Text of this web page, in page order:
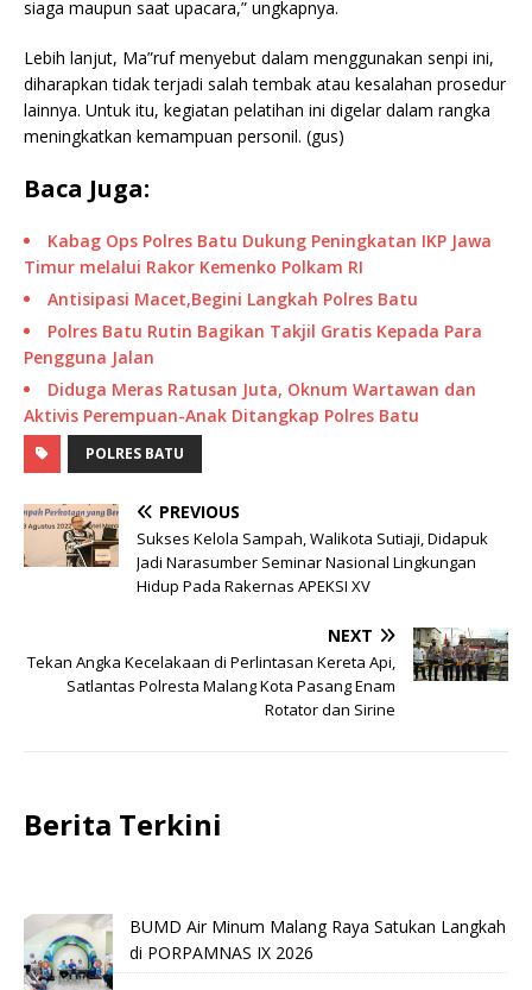
siaga maupun saat upacara,” ungkapnya.
Lebih lanjut, Ma”ruf menyebut dalam menggunakan senpi ini,
diharapkan tidak terjadi salah tembak atau kesalahan prosedur
lainnya. Untuk itu, kegiatan pelatihan ini digelar dalam rangka
meningkatkan kemampuan personil. (gus)
Baca Juga:
Kabag Ops Polres Batu Dukung Peningkatan IKP Jawa
Timur melalui Rakor Kemenko Polkam RI
Antisipasi Macet,Begini Langkah Polres Batu
Polres Batu Rutin Bagikan Takjil Gratis Kepada Para
Pengguna Jalan
Diduga Meras Ratusan Juta, Oknum Wartawan dan
Aktivis Perempuan-Anak Ditangkap Polres Batu
POLRES BATU
PREVIOUS
Sukses Kelola Sampah, Walikota Sutiaji, Didapuk
Jadi Narasumber Seminar Nasional Lingkungan
Hidup Pada Rakernas APEKSI XV
NEXT
Tekan Angka Kecelakaan di Perlintasan Kereta Api,
Satlantas Polresta Malang Kota Pasang Enam
Rotator dan Sirine
Berita Terkini
BUMD Air Minum Malang Raya Satukan Langkah
di PORPAMNAS IX 2026